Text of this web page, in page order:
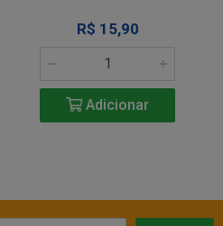
R$ 15,90
Adicionar